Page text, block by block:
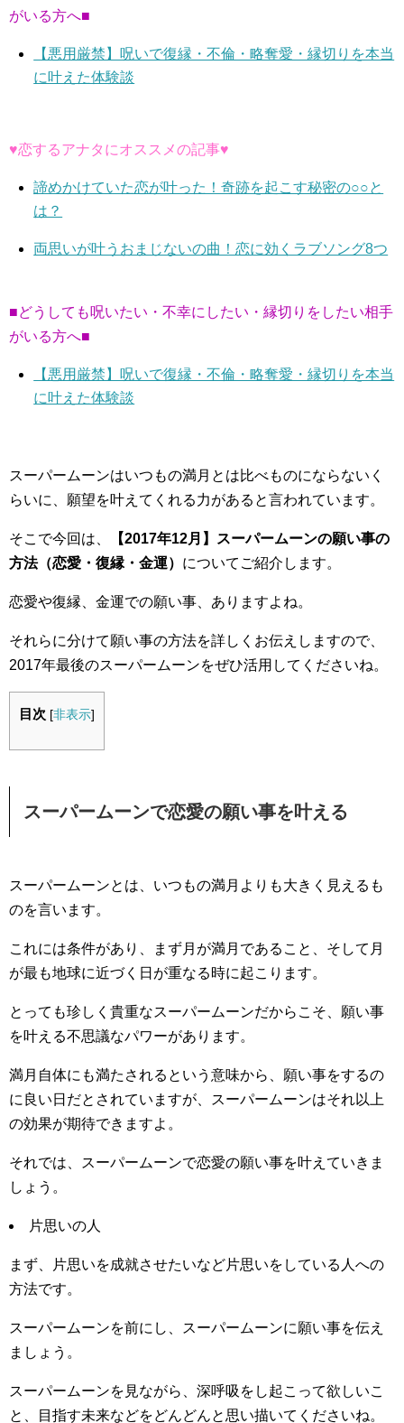
がいる方へ■
【悪用厳禁】呪いで復縁・不倫・略奪愛・縁切りを本当
に叶えた体験談
♥恋するアナタにオススメの記事♥
諦めかけていた恋が叶った！奇跡を起こす秘密の○○と
は？
両思いが叶うおまじないの曲！恋に効くラブソング8つ
■どうしても呪いたい・不幸にしたい・縁切りをしたい相手
がいる方へ■
【悪用厳禁】呪いで復縁・不倫・略奪愛・縁切りを本当
に叶えた体験談
スーパームーンはいつもの満月とは比べものにならないく
らいに、願望を叶えてくれる力があると言われています。
そこで今回は、
【2017年12月】スーパームーンの願い事の
方法（恋愛・復縁・金運） についてご紹介します。
恋愛や復縁、金運での願い事、ありますよね。
それらに分けて願い事の方法を詳しくお伝えしますので、
2017年最後のスーパームーンをぜひ活用してくださいね。
目次 [非表示]
スーパームーンで恋愛の願い事を叶える
スーパームーンとは、いつもの満月よりも大きく見えるも
のを言います。
これには条件があり、まず月が満月であること、そして月
が最も地球に近づく日が重なる時に起こります。
とっても珍しく貴重なスーパームーンだからこそ、願い事
を叶える不思議なパワーがあります。
満月自体にも満たされるという意味から、願い事をするの
に良い日だとされていますが、スーパームーンはそれ以上
の効果が期待できますよ。
それでは、スーパームーンで恋愛の願い事を叶えていきま
しょう。
片思いの人
まず、片思いを成就させたいなど片思いをしている人への
方法です。
スーパームーンを前にし、スーパームーンに願い事を伝え
ましょう。
スーパームーンを見ながら、深呼吸をし起こって欲しいこ
と、目指す未来などをどんどんと思い描いてくださいね。